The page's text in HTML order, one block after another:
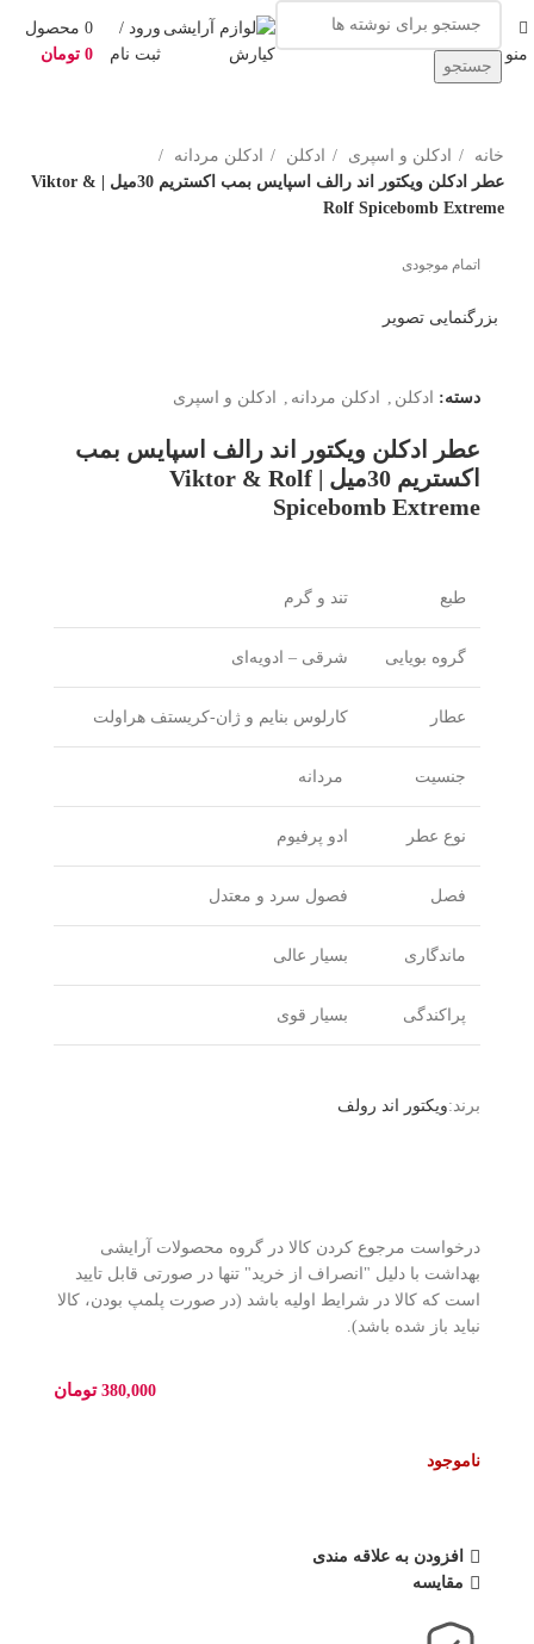
منو
جستجو
ورود /
ثبت نام
0 محصول
0 تومان
خانه ادکلن و اسپری ادکلن
ادکلن مردانه
عطر ادکلن ویکتور اند رالف اسپایس بمب اکستریم 30میل | Viktor &
Rolf Spicebomb Extreme
اتمام موجودی
بزرگنمایی تصویر
دسته: ادکلن ادکلن مردانه ادکلن و اسپری
عطر ادکلن ویکتور اند رالف اسپایس بمب
اکستریم 30میل | Viktor & Rolf
Spicebomb Extreme
طبع تند و گرم
گروه بویایی شرقی – ادویه‌ای
عطار کارلوس بنایم و ژان-کریستف هراولت
جنسیت مردانه
نوع عطر ادو پرفیوم
فصل فصول سرد و معتدل
ماندگاری بسیار عالی
پراکندگی بسیار قوی
برند:ویکتور اند رولف
درخواست مرجوع کردن کالا در گروه محصولات آرایشی
بهداشت با دلیل "انصراف از خرید" تنها در صورتی قابل تایید
است که کالا در شرایط اولیه باشد (در صورت پلمپ بودن، کالا
نباید باز شده باشد).
380,000 تومان
ناموجود
افزودن به علاقه مندی
مقایسه